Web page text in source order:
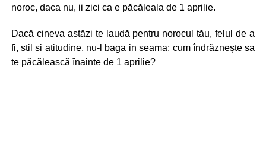
noroc, daca nu, ii zici ca e păcăleala de 1 aprilie.
Dacă cineva astăzi te laudă pentru norocul tău, felul de a
fi, stil si atitudine, nu-l baga in seama; cum îndrăzneşte sa
te păcălească înainte de 1 aprilie?